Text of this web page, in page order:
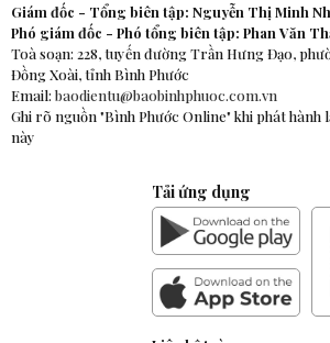
Giám đốc - Tổng biên tập: Nguyễn Thị Minh
Phó giám đốc - Phó tổng biên tập: Phan Văn
Toà soạn: 228, tuyến đường Trần Hưng Đạo,
Đồng Xoài, tỉnh Bình Phước
Email: baodientu@baobinhphuoc.com.vn
Ghi rõ nguồn "Bình Phước Online" khi phát hành
này
Tải ứng dụng